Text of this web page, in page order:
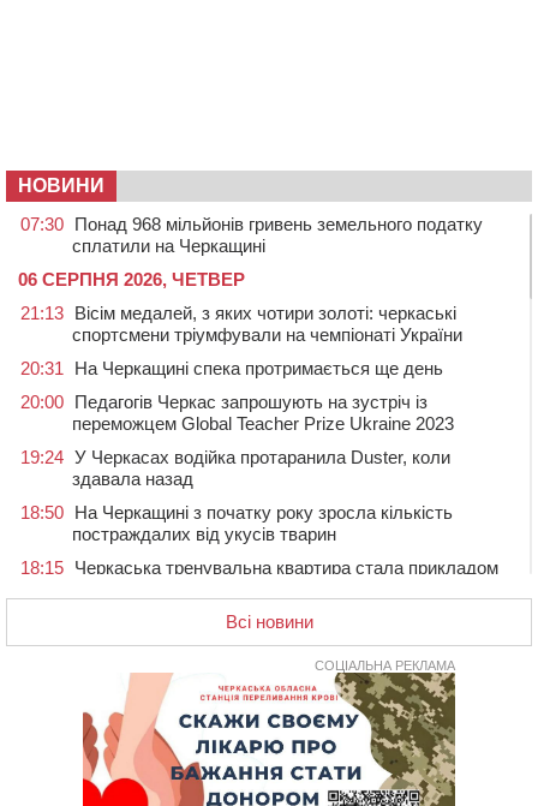
НОВИНИ
07:30 Понад 968 мільйонів гривень земельного податку
сплатили на Черкащині
06 СЕРПНЯ 2026, ЧЕТВЕР
21:13 Вісім медалей, з яких чотири золоті: черкаські
спортсмени тріумфували на чемпіонаті України
20:31
На Черкащині спека протримається ще день
20:00 Педагогів Черкас запрошують на зустріч із
переможцем Global Teacher Prize Ukraine 2023
19:24 У Черкасах водійка протаранила Duster, коли
здавала назад
18:50 На Черкащині з початку року зросла кількість
постраждалих від укусів тварин
18:15 Черкаська тренувальна квартира стала прикладом
ЧНУ увійшов до 50 найпопулярніших вишів України
серед вступників
На Хімселищі у Черкасах облаштували новий
контейнерний майданчик
Без розтину грудної клітки: у Черкасах 75-річній
пацієнтці замінили аортальний клапан
У Черкаському онкоцентрі встановили сонячну
Всі новини
СОЦІАЛЬНА РЕКЛАМА